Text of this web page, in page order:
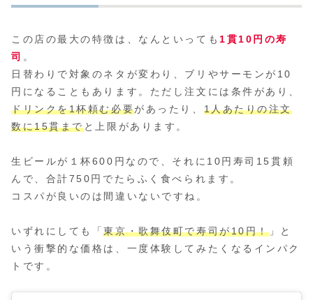
この店の最大の特徴は、なんといっても 1貫10円の寿
司 。
日替わりで対象のネタが変わり、ブリやサーモンが10
円になることもあります。ただし注文には条件があり、
ドリンクを1杯頼む必要があったり、 1人あたりの注文
数に15貫までと上限があります。
生ビールが１杯600円なので、それに10円寿司15貫頼
んで、合計750円でたらふく食べられます。
コスパが良いのは間違いないですね。
いずれにしても「東京・歌舞伎町で寿司が10円！」と
いう衝撃的な価格は、一度体験してみたくなるインパク
トです。